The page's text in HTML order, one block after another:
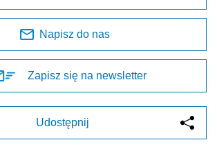
Napisz do nas
Zapisz się na newsletter
Udostępnij